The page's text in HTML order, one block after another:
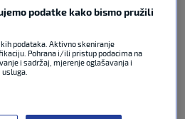
Mourinhakoji ove sezone
s klubom koji će sezonu
na drugom mjestu.
Mourinha, morati donijeti i
Real Madrida.
podatke kako bismo pružili
podataka. Aktivno skeniranje
Pohrana i/ili pristup podacima na
i sadržaj, mjerenje oglašavanja i